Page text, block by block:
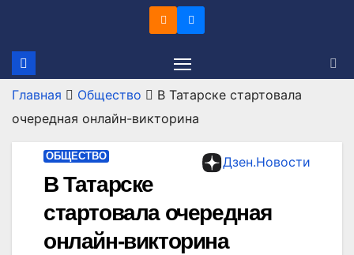
содержимому
Главная Общество
В Татарске стартовала
очередная онлайн-викторина
Дзен.Новости
ОБЩЕСТВО
В Татарске
стартовала очередная
онлайн-викторина